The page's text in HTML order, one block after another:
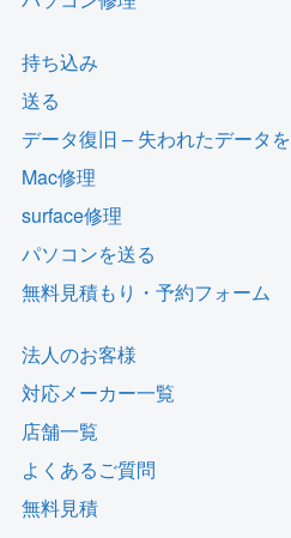
持ち込み
送る
データ復旧 – 失われたデータ
Mac修理
surface修理
パソコンを送る
無料見積もり・予約フォーム
法人のお客様
対応メーカー一覧
店舗一覧
よくあるご質問
無料見積